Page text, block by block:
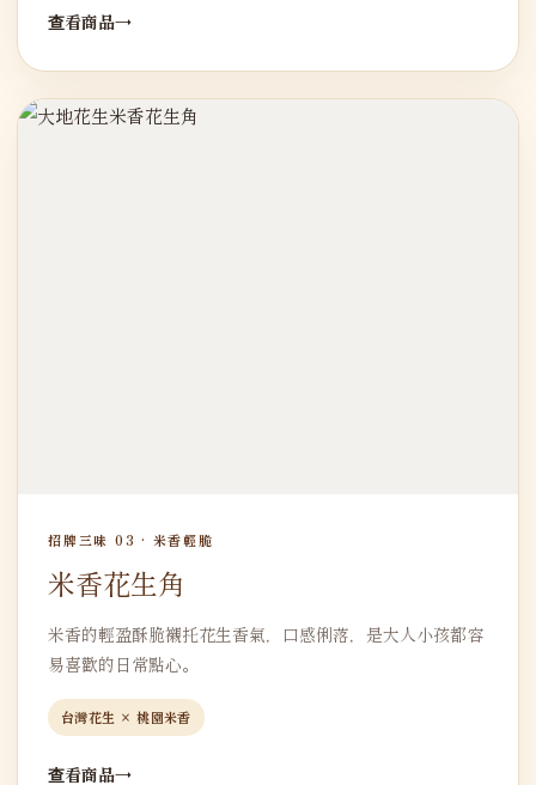
查看商品
招牌三味 03 · 米香輕脆
米香花生角
米香的輕盈酥脆襯托花生香氣，口感俐落，是大人小孩都容
易喜歡的日常點心。
台灣花生 × 桃園米香
查看商品